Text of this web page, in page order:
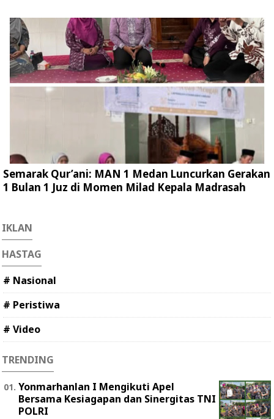
Semarak Qur’ani: MAN 1 Medan Luncurkan Gerakan
1 Bulan 1 Juz di Momen Milad Kepala Madrasah
IKLAN
HASTAG
# Nasional
# Peristiwa
# Video
TRENDING
Yonmarhanlan I Mengikuti Apel
Bersama Kesiagapan dan Sinergitas TNI
POLRI